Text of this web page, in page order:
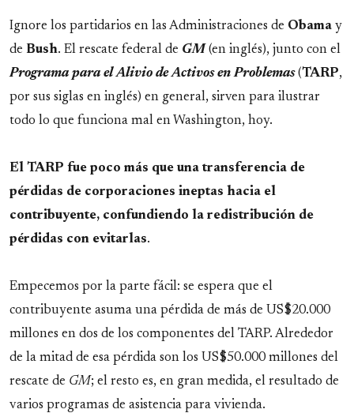
Ignore los partidarios en las Administraciones de Obama y
de Bush. El rescate federal de GM (en inglés), junto con el
Programa para el Alivio de Activos en Problemas(TARP,
por sus siglas en inglés) en general, sirven para ilustrar
todo lo que funciona mal en Washington, hoy.
El TARP fue poco más que una transferencia de
pérdidas de corporaciones ineptas hacia el
contribuyente, confundiendo la redistribución de
pérdidas con evitarlas.
Empecemos por la parte fácil: se espera que el
contribuyente asuma una pérdida de más de US$20.000
millones en dos de los componentes del TARP. Alrededor
de la mitad de esa pérdida son los US$50.000 millones del
rescate de GM; el resto es, en gran medida, el resultado de
varios programas de asistencia para vivienda.